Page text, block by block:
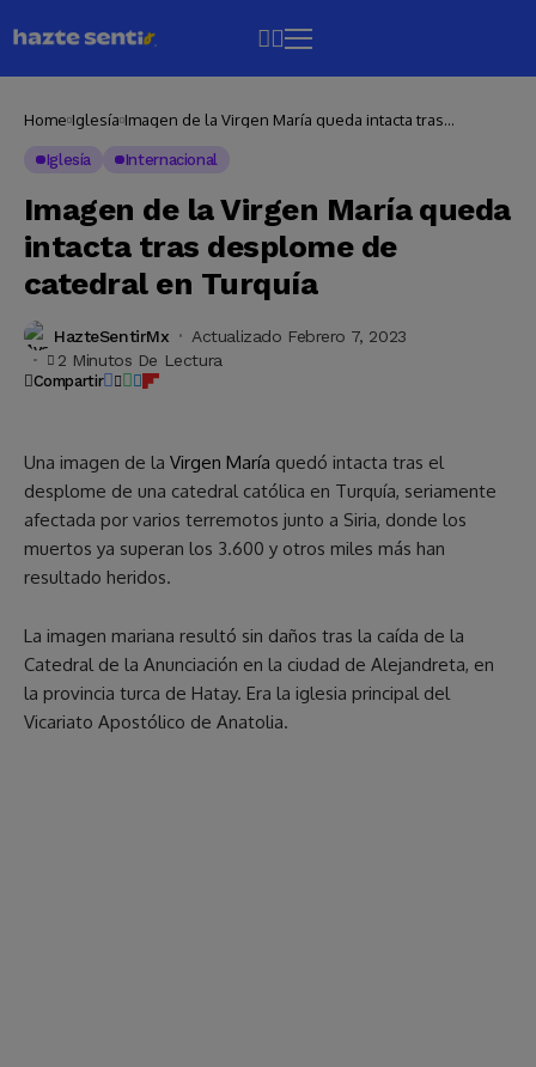
Home Iglesía Imagen de la Virgen María queda intacta tras
Iglesía Internacional
Imagen de la Virgen María queda
intacta tras desplome de
catedral en Turquía
HazteSentirMx
Actualizado Febrero 7, 2023
2 Minutos De Lectura
Compartir
Una imagen de la Virgen María quedó intacta tras el
desplome de una catedral católica en Turquía, seriamente
afectada por varios terremotos junto a Siria, donde los
muertos ya superan los 3.600 y otros miles más han
resultado heridos.
La imagen mariana resultó sin daños tras la caída de la
Catedral de la Anunciación en la ciudad de Alejandreta, en
la provincia turca de Hatay. Era la iglesia principal del
Vicariato Apostólico de Anatolia.